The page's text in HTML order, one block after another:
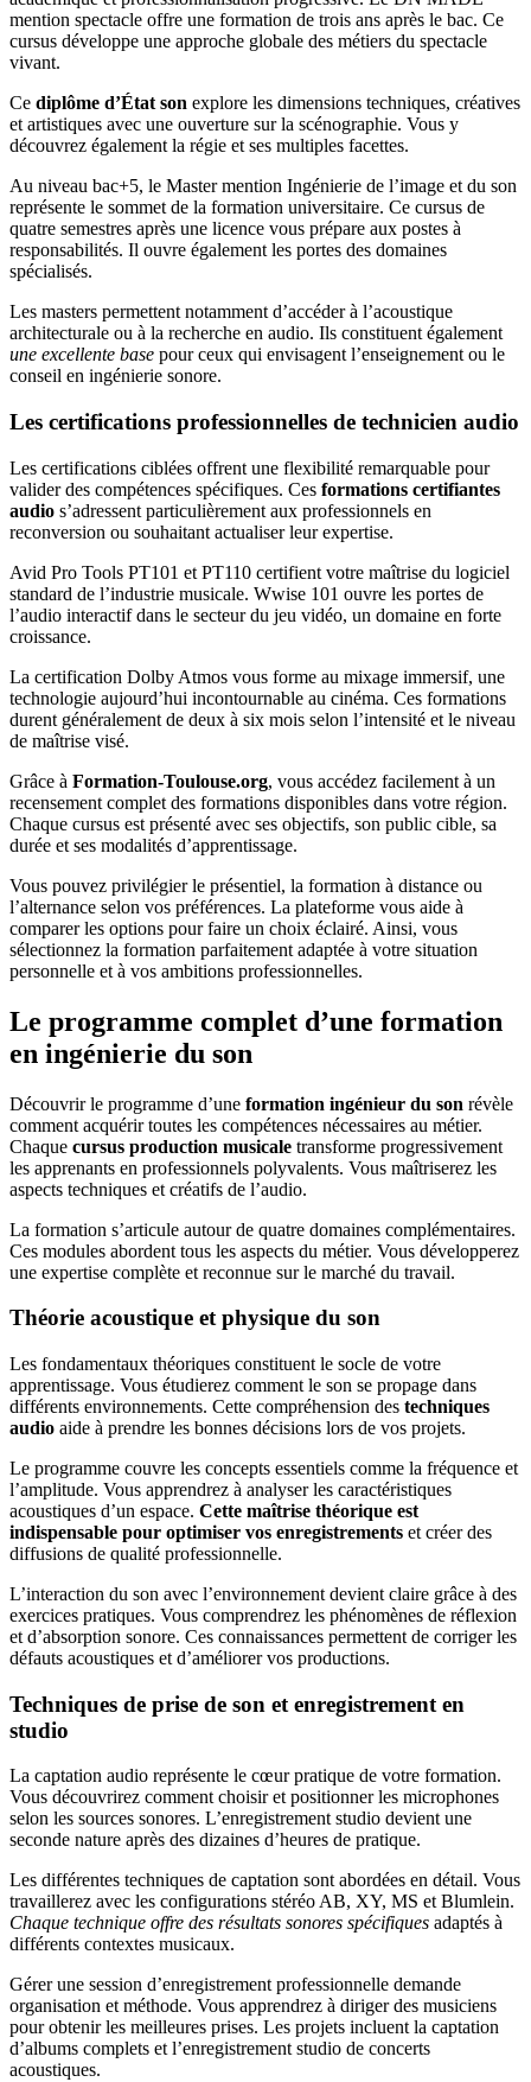
mention spectacle offre une formation de trois ans après le bac. Ce
cursus développe une approche globale des métiers du spectacle
vivant.
Ce diplôme d’État son explore les dimensions techniques, créatives
et artistiques avec une ouverture sur la scénographie. Vous y
découvrez également la régie et ses multiples facettes.
Au niveau bac+5, le Master mention Ingénierie de l’image et du son
représente le sommet de la formation universitaire. Ce cursus de
quatre semestres après une licence vous prépare aux postes à
responsabilités. Il ouvre également les portes des domaines
spécialisés.
Les masters permettent notamment d’accéder à l’acoustique
architecturale ou à la recherche en audio. Ils constituent également
une excellente base pour ceux qui envisagent l’enseignement ou le
conseil en ingénierie sonore.
Les certifications professionnelles de technicien audio
Les certifications ciblées offrent une flexibilité remarquable pour
valider des compétences spécifiques. Ces formations certifiantes
audio s’adressent particulièrement aux professionnels en
reconversion ou souhaitant actualiser leur expertise.
Avid Pro Tools PT101 et PT110 certifient votre maîtrise du logiciel
standard de l’industrie musicale. Wwise 101 ouvre les portes de
l’audio interactif dans le secteur du jeu vidéo, un domaine en forte
croissance.
La certification Dolby Atmos vous forme au mixage immersif, une
technologie aujourd’hui incontournable au cinéma. Ces formations
durent généralement de deux à six mois selon l’intensité et le niveau
de maîtrise visé.
Grâce à Formation-Toulouse.org, vous accédez facilement à un
recensement complet des formations disponibles dans votre région.
Chaque cursus est présenté avec ses objectifs, son public cible, sa
durée et ses modalités d’apprentissage.
Vous pouvez privilégier le présentiel, la formation à distance ou
l’alternance selon vos préférences. La plateforme vous aide à
comparer les options pour faire un choix éclairé. Ainsi, vous
sélectionnez la formation parfaitement adaptée à votre situation
personnelle et à vos ambitions professionnelles.
Le programme complet d’une formation
en ingénierie du son
Découvrir le programme d’une formation ingénieur du son révèle
comment acquérir toutes les compétences nécessaires au métier.
Chaque cursus production musicale transforme progressivement
les apprenants en professionnels polyvalents. Vous maîtriserez les
aspects techniques et créatifs de l’audio.
La formation s’articule autour de quatre domaines complémentaires.
Ces modules abordent tous les aspects du métier. Vous développerez
une expertise complète et reconnue sur le marché du travail.
Théorie acoustique et physique du son
Les fondamentaux théoriques constituent le socle de votre
apprentissage. Vous étudierez comment le son se propage dans
différents environnements. Cette compréhension des techniques
audio aide à prendre les bonnes décisions lors de vos projets.
Le programme couvre les concepts essentiels comme la fréquence et
l’amplitude. Vous apprendrez à analyser les caractéristiques
acoustiques d’un espace. Cette maîtrise théorique est
indispensable pour optimiser vos enregistrements et créer des
diffusions de qualité professionnelle.
L’interaction du son avec l’environnement devient claire grâce à des
exercices pratiques. Vous comprendrez les phénomènes de réflexion
et d’absorption sonore. Ces connaissances permettent de corriger les
défauts acoustiques et d’améliorer vos productions.
Techniques de prise de son et enregistrement en
studio
La captation audio représente le cœur pratique de votre formation.
Vous découvrirez comment choisir et positionner les microphones
selon les sources sonores. L’enregistrement studio devient une
seconde nature après des dizaines d’heures de pratique.
Les différentes techniques de captation sont abordées en détail. Vous
travaillerez avec les configurations stéréo AB, XY, MS et Blumlein.
Chaque technique offre des résultats sonores spécifiques adaptés à
différents contextes musicaux.
Gérer une session d’enregistrement professionnelle demande
organisation et méthode. Vous apprendrez à diriger des musiciens
pour obtenir les meilleures prises. Les projets incluent la captation
d’albums complets et l’enregistrement studio de concerts
acoustiques.